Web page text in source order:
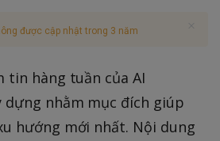
được cập nhật trong 3 năm
tin hàng tuần của AI
dựng nhằm mục đích giúp
hướng mới nhất. Nội dung